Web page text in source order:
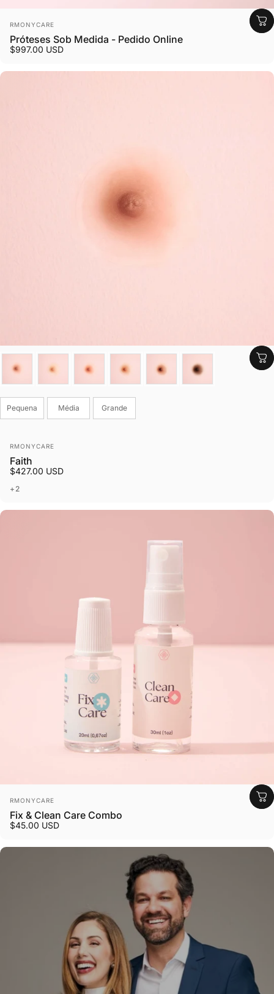
Fornecedor:
RMONYCARE
Próteses Sob Medida - Pedido Online
$997.00 USD
Cor
Tamanho
Pequena Média Grande
Fornecedor:
RMONYCARE
Faith
$427.00 USD
+2
Fornecedor:
RMONYCARE
Fix & Clean Care Combo
$45.00 USD